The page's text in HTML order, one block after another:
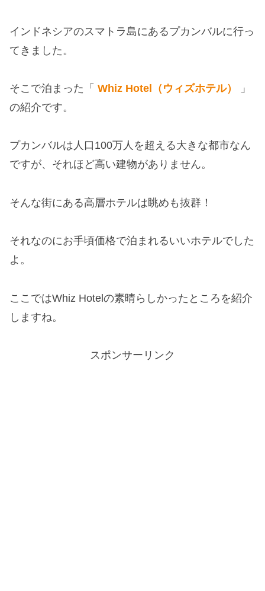
インドネシアのスマトラ島にあるプカンバルに行っ
てきました。
そこで泊まった「 Whiz Hotel（ウィズホテル）
」
の紹介です。
プカンバルは人口100万人を超える大きな都市なん
ですが、それほど高い建物がありません。
そんな街にある高層ホテルは眺めも抜群！
それなのにお手頃価格で泊まれるいいホテルでした
よ。
ここではWhiz Hotelの素晴らしかったところを紹介
しますね。
スポンサーリンク